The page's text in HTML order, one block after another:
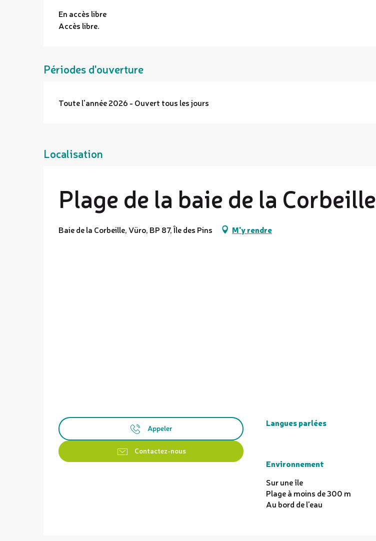
En accès libre
Accès libre.
Périodes d'ouverture
Toute l'année 2026 - Ouvert tous les jours
Localisation
Plage de la baie de la Corbeille
Baie de la Corbeille, Vüro, BP 87, Île des Pins M'y rendre
Appeler
Contactez-nous
Langues parlées
Langues parlées
Environnement
Environnement
Sur une île
Plage à moins de 300 m
Au bord de l'eau